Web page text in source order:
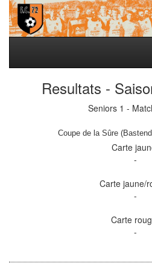
Resultats -
Seniors 1 -
Coupe de la Sûre
Carte
-
Carte jaune/
-
Carte
-